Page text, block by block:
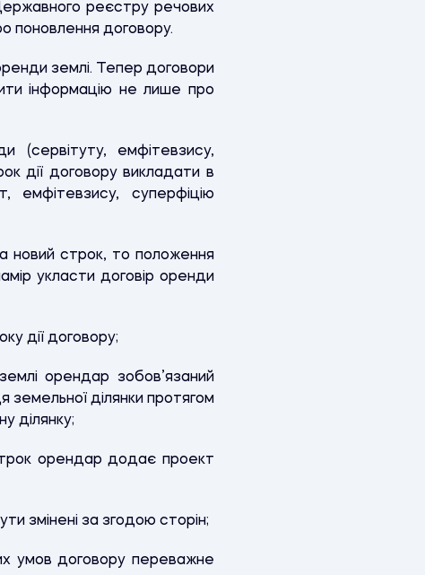
реєстру речових
поновлення договору.
землі. Тепер договори
інформацію не лише про
(сервітуту, емфітевзису,
дії договору викладати в
емфітевзису, суперфіцію
новий строк, то положення
укласти договір оренди
дії договору;
орендар зобов’язаний
земельної ділянки протягом
ділянку;
орендар додає проект
змінені за згодою сторін;
умов договору переважне